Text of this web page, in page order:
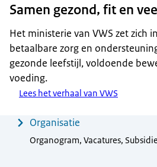
Samen gezond, fit en
Het ministerie van VWS zet zich
betaalbare zorg en
gezonde leefstijl, voldoende
voeding.
Lees het verhaal van VWS
MenuOrganisatie
Organogram, Vacatures,